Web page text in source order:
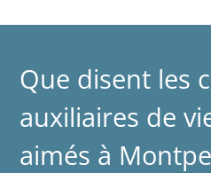
Que disent les
auxiliaires de
aimés à